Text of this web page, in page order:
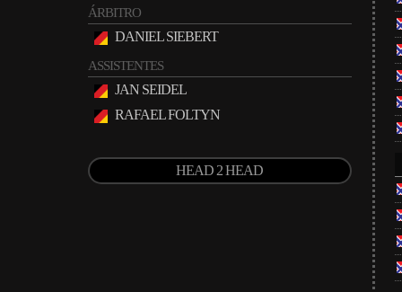
ÁRBITRO
DANIEL SIEBERT
ASSISTENTES
JAN SEIDEL
RAFAEL FOLTYN
HEAD 2 HEAD